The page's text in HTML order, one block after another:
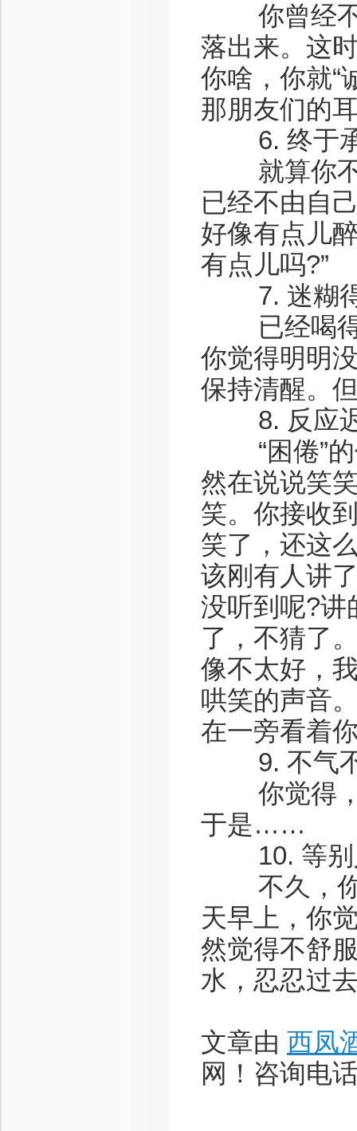
你曾经不
落出来。这
你啥，你就“
那朋友们的
6. 终于承
就算你不
已经不由自
好像有点儿
有点儿吗?”
7. 迷糊得
已经喝得
你觉得明明
保持清醒。
8. 反应迟
“困倦”的
然在说说笑
笑。你接收
笑了，还这
该刚有人讲
没听到呢?讲
了，不猜了
像不太好，
哄笑的声音
在一旁看着
9. 不气不
你觉得，
于是……
10. 等别
不久，你
天早上，你
然觉得不舒
水，忍忍过
文章由 西凤
网！咨询电